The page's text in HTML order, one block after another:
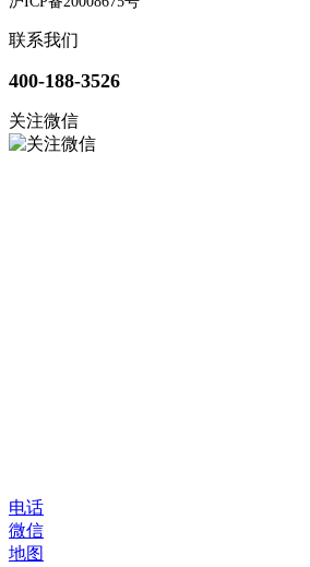
联系我们
400-188-3526
关注微信
电话
微信
地图